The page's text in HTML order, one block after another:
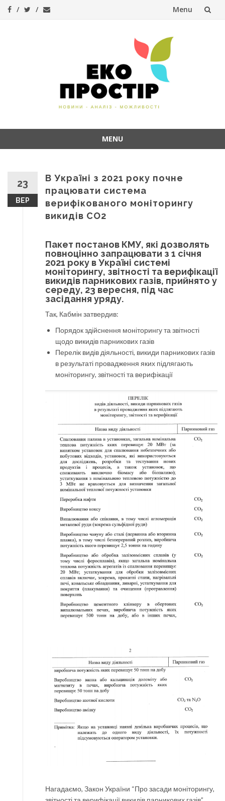
Menu
MENU
23
ВЕР
В Україні з 2021 року почне
працювати система
верифікованого моніторингу
викидів СО2
Пакет постанов КМУ, які дозволять
повноцінно запрацювати з 1 січня
2021 року в Україні системі
моніторингу, звітності та верифікації
викидів парникових газів, прийнято у
середу, 23 вересня, під час
засідання уряду.
Так, Кабмін затвердив:
Порядок здійснення моніторингу та звітності
щодо викидів парникових газів
Перелік видів діяльності, викиди парникових газів
в результаті провадження яких підлягають
моніторингу, звітності та верифікації
Нагадаємо, Закон України “Про засади моніторингу,